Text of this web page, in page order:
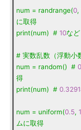
num = randrange(0,
に取得
print(num) # 10など
# 実数乱数（浮動小
num = random() #
得
print(num) #
num = uniform(0.5,
ムに取得